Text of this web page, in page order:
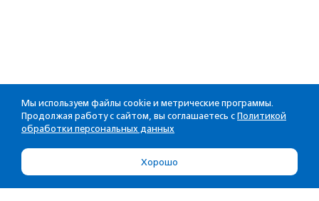
Мы используем файлы cookie и метрические программы.
Продолжая работу с сайтом, вы соглашаетесь с Политикой
обработки персональных данных
Хорошо